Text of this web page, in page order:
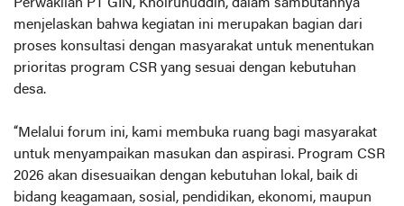
Perwakilan PT GIN, Khoirunuddin, dalam sambutannya
menjelaskan bahwa kegiatan ini merupakan bagian dari
proses konsultasi dengan masyarakat untuk menentukan
prioritas program CSR yang sesuai dengan kebutuhan
desa.
“Melalui forum ini, kami membuka ruang bagi masyarakat
untuk menyampaikan masukan dan aspirasi. Program CSR
2026 akan disesuaikan dengan kebutuhan lokal, baik di
bidang keagamaan, sosial, pendidikan, ekonomi, maupun